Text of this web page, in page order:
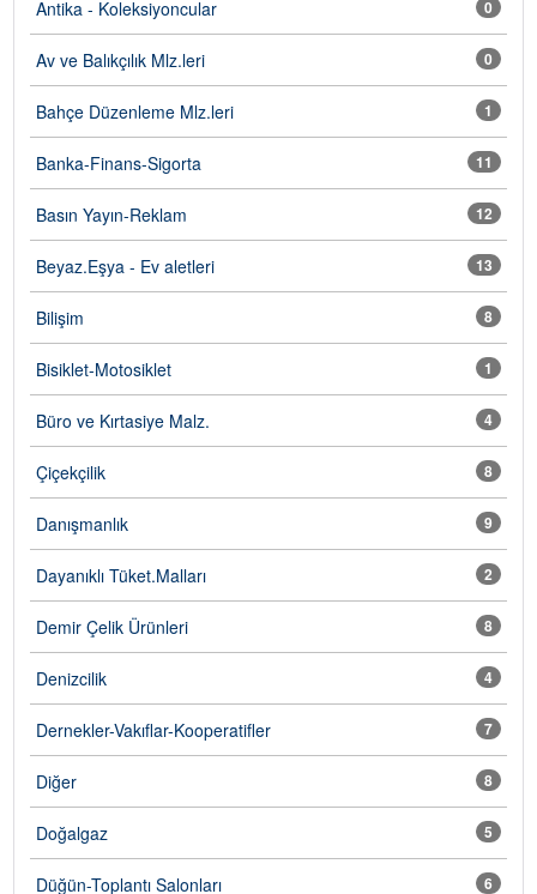
Antika - Koleksiyoncular 0
Av ve Balıkçılık Mlz.leri 0
Bahçe Düzenleme Mlz.leri 1
Banka-Finans-Sigorta 11
Basın Yayın-Reklam 12
Beyaz.Eşya - Ev aletleri 13
Bilişim 8
Bisiklet-Motosiklet 1
Büro ve Kırtasiye Malz. 4
Çiçekçilik 8
Danışmanlık 9
Dayanıklı Tüket.Malları 2
Demir Çelik Ürünleri 8
Denizcilik 4
Dernekler-Vakıflar-Kooperatifler 7
Diğer 8
Doğalgaz 5
Düğün-Toplantı Salonları 6